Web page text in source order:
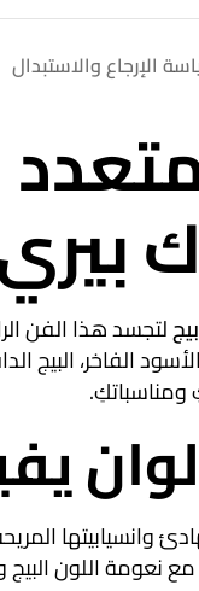
الإرجاع والاستبدال
لتجسد هذا الفن
الفاخر،
ومناسباتكِ.
المريحة
نعومة اللون